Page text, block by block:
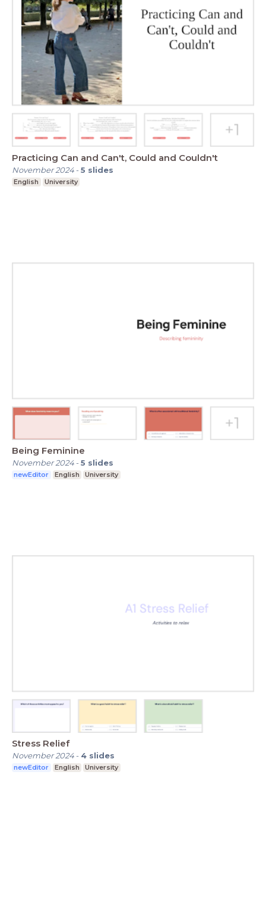
Practicing Can and Can't, Could and Couldn't
November 2024-5 slides
English University
Being Feminine
November 2024-5 slides
newEditor English University
Stress Relief
November 2024- 4 slides
newEditor English University